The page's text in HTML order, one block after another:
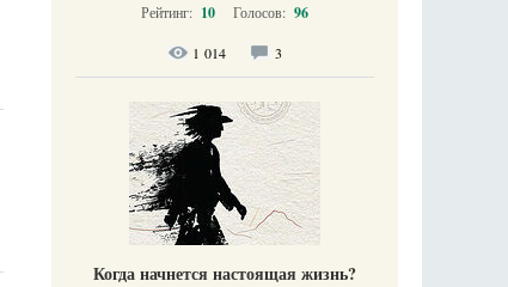
Рейтинг: 10 Голосов: 96
1 014 3
Когда начнется настоящая жизнь?